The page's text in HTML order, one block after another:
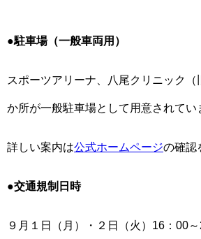
●駐車場（一般車両用）
スポーツアリーナ、八尾クリニック
か所が一般駐車場として用意されてい
詳しい案内は公式ホームページの確認
●交通規制日時
９月１日（月）・２日（火）16：00